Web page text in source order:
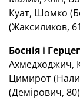
Куат, Шомко (
(Жаксиликов, 61
Боснія і
Ахмедходжич,
Цимирот(
(Демірович, 80)